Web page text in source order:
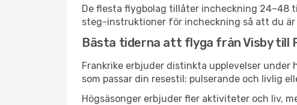
De flesta flygbolag tillåter incheckning 24–48
steg-instruktioner för incheckning så att du är
Bästa tiderna att flyga från Visby till
Frankrike erbjuder distinkta upplevelser
som passar din resestil: pulserande och livlig
Högsäsonger erbjuder fler aktiviteter och liv,